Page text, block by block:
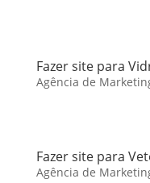
Fazer site para
Agência de
Fazer site para
Agência de